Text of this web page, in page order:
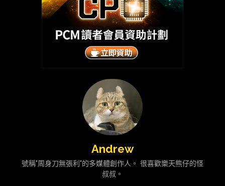
Andrew
號稱"周身刀無張利"的多媒體創作人。 很喜歡樂天熊仔的怪
叔叔。